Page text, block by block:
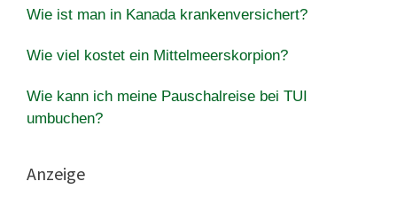
Wie ist man in Kanada krankenversichert?
Wie viel kostet ein Mittelmeerskorpion?
Wie kann ich meine Pauschalreise bei TUI
umbuchen?
Anzeige